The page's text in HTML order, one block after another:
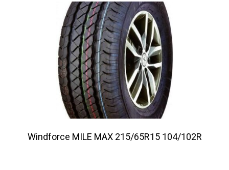
Windforce MILE MAX 215/65R15 104/102R